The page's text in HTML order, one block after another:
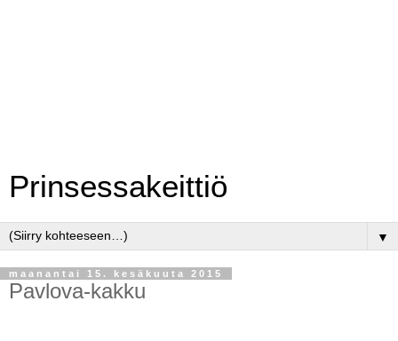
Prinsessakeittiö
▼
maanantai 15. kesäkuuta 2015
Pavlova-kakku